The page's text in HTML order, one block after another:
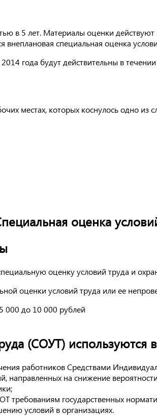
в 5 лет. Материалы оценки
специальная оценка
года будут действительны в течении
местах, которых коснулось одно из
оценку условий труда и
оценки условий труда или ее
000 до 10 000 рублей
(СОУТ) используются
работников Средствами
направленных на снижение
требованиям государственных
условий в организациях.